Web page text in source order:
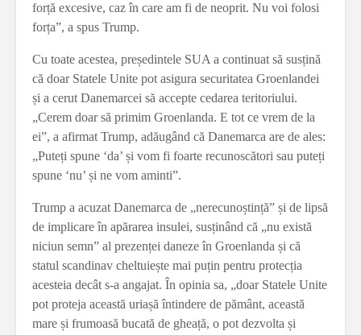
forță excesive, caz în care am fi de neoprit. Nu voi folosi
forța”, a spus Trump.
Cu toate acestea, președintele SUA a continuat să susțină
că doar Statele Unite pot asigura securitatea Groenlandei
și a cerut Danemarcei să accepte cedarea teritoriului.
„Cerem doar să primim Groenlanda. E tot ce vrem de la
ei”, a afirmat Trump, adăugând că Danemarca are de ales:
„Puteți spune ‘da’ și vom fi foarte recunoscători sau puteți
spune ‘nu’ și ne vom aminti”.
Trump a acuzat Danemarca de „nerecunoștință” și de lipsă
de implicare în apărarea insulei, susținând că „nu există
niciun semn” al prezenței daneze în Groenlanda și că
statul scandinav cheltuiește mai puțin pentru protecția
acesteia decât s-a angajat. În opinia sa, „doar Statele Unite
pot proteja această uriașă întindere de pământ, această
mare și frumoasă bucată de gheață, o pot dezvolta și